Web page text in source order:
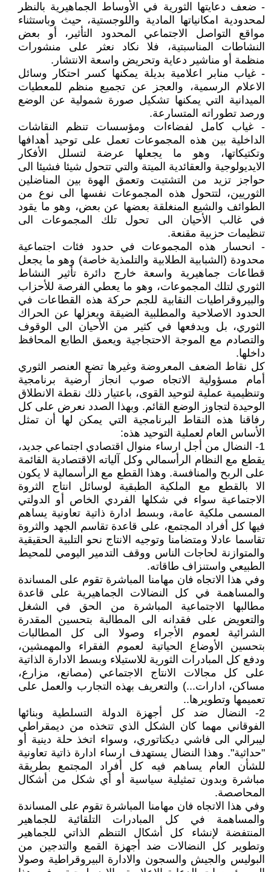
- ضعف دعايتها الثورية في الأوساط الجماهيرية بالنظر
لمحدودية امكانياتها المادية واللوجستية، حيث وباستثناء
مواقع التواصل الاجتماعي المحدود التأثير، أو بعض
النشاطات المناسبتية، فلا نكاد نعثر على منشورات
منظمة أو مناشير دعاية وتحريض واسعة الانتشار.
- غياب منابر اعلامية بديلة يمكنها كسر احتكار وسائل
الاعلام الرسمية، والعجز عن تجميع منظم للمعطيات
الميدانية التي يمكنها تشكيل صورة شمولية عن الوضع
ورصد تطوراته المتسارعة.
- غياب كامل لفضاءات ومؤسسات تنظم النقاشات
الداخلية بين هذه المجموعات تعمل على توحيد أهدافها
وتكتيكاتها، وهو ما يجعلها عرضة لتسلل الأفكار
الايديولوجية والعقائدية الميتة والتي تتحول شيئا فشيئا الى
حواجز تزيد من التشتيت وتعمق الهوة بين المناضلين
الثوريين، لتتحول هذه المجموعات نفسها الى نوع من
الطوائف والشيع المنغلقة بعضها عن بعض، وهو ما يقود
في غالب الأحيان الى تحول تلك المجموعات الى
تنظيمات حزبية مقنعة.
- انحسار هذه المجموعات في حدود فئات اجتماعية
محدودة (الشبابية الطلابية والتلمذية خاصة) وهو ما يجعل
قطاعات جماهيرية واسعة خارج دائرة تأثير النشاط
الثوري لتلك المجموعات، وهو ما يعطي الفرصة للأحزاب
والبيروقراطيات النقابية للجم حركة هذه القطاعات في
الحدود الاصلاحية والمطلبية الضيقة ويعزلها عن الحراك
الثوري، بل ويدفعها في كثير من الأحيان الى الوقوف
والتصادم مع الموجة الاحتجاجية ويعمق الطابع المحافظ
داخلها.
كل نقاط الضعف المعروضة وغيرها تضع العنصر الثوري
أمام مسؤولية الاتجاه صوب انجاز أرضية برنامجية
وتنظيمية عملية لتوحيد القوى، باعتيار ذلك نقطة الانطلاق
الوحيدة لتجاوز الوضع القائم. وبهذا الصدد نعرض على كل
رفاقنا هذه النقاط البرنامجية التي يمكن لها أن تمثل
الأساس العام لعملية التوحيد هذه:
1- النضال من أجل ارساء منوال اقتصادي اجتماعي جديد،
يقطع مع النظام الرأسمالي وكل آلياته الاقتصادية القائمة
على الربح والمنافسة. وهذا القطع مع الرأسمالية لا يكون
الا بالقطع مع الملكية الطبقية لوسائل انتاج الثروة
الاجتماعية سواء في شكلها الفردي الخاص أو الدولتي
المسمى ملكية عامة، وبسط ادارة ذاتية تعاونية يساهم
فيها كل أفراد المجتمع، على قاعدة تقاسم الجهد والثروة
تقاسما عادلا ومتضامنا وتوجيه الانتاج نحو التلبية الحقيقية
والمتوازنة لحاجات الناس ووقف التدمير اليومي للمحيط
الطبيعي واستنزاف طاقاته.
وفي هذا الاتجاه فان مهامنا المباشرة تقوم على المساندة
والمساهمة في كل النضالات الجماهيرية على قاعدة
مطالبها الاجتماعية المباشرة من الحق في الشغل
والتعويض على فقدانه الى المطالبة بتحسين المقدرة
الشرائية لعموم الأجراء وصولا الى كل المطالبات
بتحسين الأوضاع الحياتية لعموم الفقراء والمهمشين،
ودفع كل المبادرات الثورية للاستيلاء وبسط الادارة الذاتية
على كل مجالات الانتاج الاجتماعي (مصانع، مزارع،
مساكن، ادارات...) والتعريف بهذه التجارب والعمل على
تعميمها وتطويرها..
2- النضال ضد كل أجهزة الدولة التسلطية وبنائها
الفوقاني مهما كان الشكل الذي تتخذه من ديمقراطي
ليبرالي الى فاشي ديكتاتوري، وسواء اتخذ حلة دينية أو
"حداثية". وهذا النضال يستهدف ارساء ادارة ذاتية تعاونية
للشأن العام يساهم فيه كل أفراد المجتمع بطريقة
مباشرة وبدون تمثيلية سياسية أو أي شكل من أشكال
المحاصصة.
وفي هذا الاتجاه فان مهامنا المباشرة تقوم على المساندة
والمساهمة في كل المبادرات التلقائية للجماهير
المنتفضة لإنشاء كل أشكال التنظم الذاتي للجماهير
وتطوير كل النضالات ضد أجهزة القمع والتدجين من
البوليس والجيش والسجون والادارة البيروقراطية وصولا